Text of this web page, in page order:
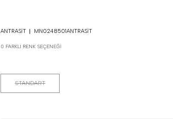
ANTRASIT MN0248501ANTRASIT
0 FARKLI RENK SEÇENEĞI
STANDART